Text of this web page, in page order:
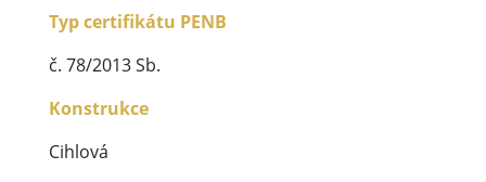
Typ certifikátu PENB
č. 78/2013 Sb.
Konstrukce
Cihlová